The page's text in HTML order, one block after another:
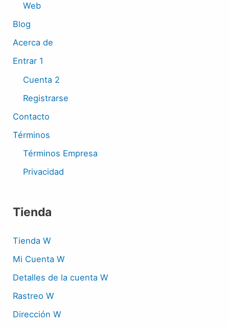
Web
Blog
Acerca de
Entrar 1
Cuenta 2
Registrarse
Contacto
Términos
Términos Empresa
Privacidad
Tienda
Tienda W
Mi Cuenta W
Detalles de la cuenta W
Rastreo W
Dirección W